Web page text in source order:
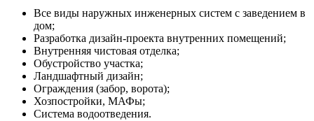
Все виды наружных инженерных систем с заведением в
дом;
Разработка дизайн-проекта внутренних помещений;
Внутренняя чистовая отделка;
Обустройство участка;
Ландшафтный дизайн;
Ограждения (забор, ворота);
Хозпостройки, МАФы;
Система водоотведения.